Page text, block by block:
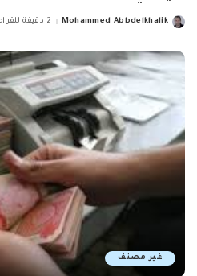
Posted
Mohammed Abbdelkhalik 2 دقيقة للقراءة
غير مصنف